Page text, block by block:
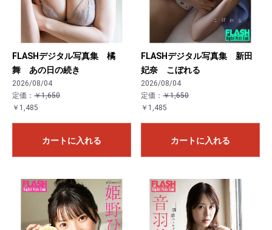
FLASHデジタル写真集 橘
舞 あの日の続き
2026/08/04
定価： ￥1,650
￥1,485
カートに入れる
FLASHデジタル写真集 新田
妃奈 こぼれる
2026/08/04
定価： ￥1,650
￥1,485
カートに入れる